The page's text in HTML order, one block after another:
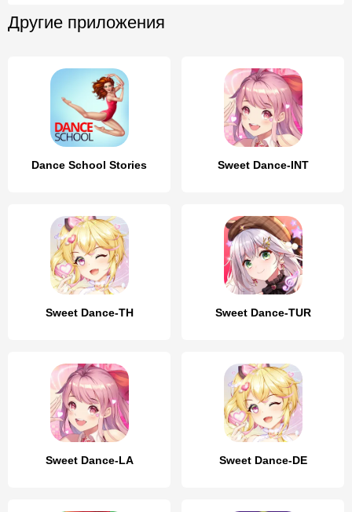
Другие приложения
Dance School Stories Sweet Dance-INT
Sweet Dance-TH Sweet Dance-TUR
Sweet Dance-LA Sweet Dance-DE